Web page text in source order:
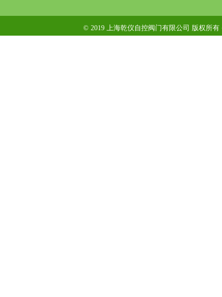
© 2019 上海乾仪自控阀门有限公司 版权所有